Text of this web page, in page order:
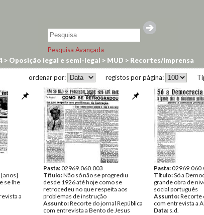
Pesquisa Avançada
> Oposição legal e semi-legal > MUD > Recortes/Imprensa
registos por página:
ordenar por:
se lhe
a
Pasta:02969.060.003
Título:Não só não se progrediu
desde 1926 até hoje como se
retrocedeu no que respeita aos
problemas de instrução
Assunto:Recorte do jornal República
com entrevista a Bento de Jesus
Pasta:
Título:Só a
grande obra de
social português
Assunto:Recorte
com entrevista a
Data: s.d.